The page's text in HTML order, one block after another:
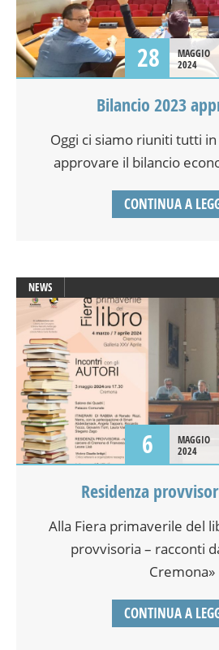
28
MAGGIO
2024
Bilancio 2023
Oggi ci siamo riuniti tutti
approvare il bilancio
CONTINUA A
NEWS
6
MAGGIO
2024
Residenza
Alla Fiera primaverile del
provvisoria – racconti
Cremona»
CONTINUA A